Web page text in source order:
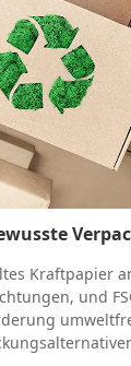
Kraftpapier
und